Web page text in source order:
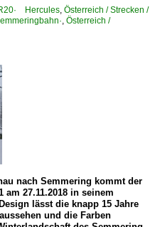
Hercules, Österreich / Strecken /
, Österreich /
nach Semmering kommt der
am 27.11.2018 in seinem
lässt die knapp 15 Jahre
und die Farben